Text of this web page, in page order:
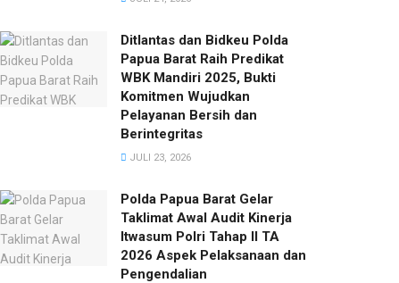
Ditlantas dan Bidkeu Polda
Papua Barat Raih Predikat
WBK Mandiri 2025, Bukti
Komitmen Wujudkan
Pelayanan Bersih dan
Berintegritas
JULI 23, 2026
Polda Papua Barat Gelar
Taklimat Awal Audit Kinerja
Itwasum Polri Tahap II TA
2026 Aspek Pelaksanaan dan
Pengendalian